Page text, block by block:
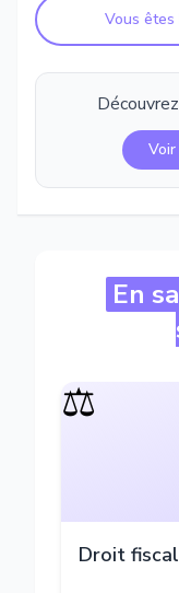
Vous êtes
En
⚖️
Droit